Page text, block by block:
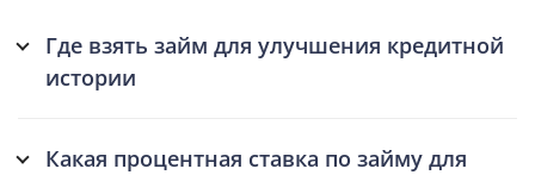
Где взять займ для улучшения кредитной
истории
Какая процентная ставка по займу для